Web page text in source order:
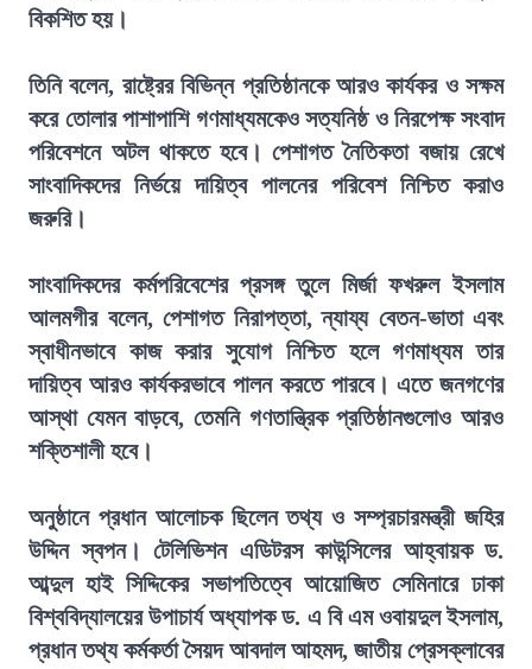
বিকশিত হয়।
তিনি বলেন, রাষ্ট্রের বিভিন্ন প্রতিষ্ঠানকে আরও কার্যকর ও সক্ষম
করে তোলার পাশাপাশি গণমাধ্যমকেও সত্যনিষ্ঠ ও নিরপেক্ষ সংবাদ
পরিবেশনে অটল থাকতে হবে। পেশাগত নৈতিকতা বজায় রেখে
সাংবাদিকদের নির্ভয়ে দায়িত্ব পালনের পরিবেশ নিশ্চিত করাও
জরুরি।
সাংবাদিকদের কর্মপরিবেশের প্রসঙ্গ তুলে মির্জা ফখরুল ইসলাম
আলমগীর বলেন, পেশাগত নিরাপত্তা, ন্যায্য বেতন-ভাতা এবং
স্বাধীনভাবে কাজ করার সুযোগ নিশ্চিত হলে গণমাধ্যম তার
দায়িত্ব আরও কার্যকরভাবে পালন করতে পারবে। এতে জনগণের
আস্থা যেমন বাড়বে, তেমনি গণতান্ত্রিক প্রতিষ্ঠানগুলোও আরও
শক্তিশালী হবে।
অনুষ্ঠানে প্রধান আলোচক ছিলেন তথ্য ও সম্প্রচারমন্ত্রী জহির
উদ্দিন স্বপন। টেলিভিশন এডিটরস কাউন্সিলের আহ্বায়ক ড.
আব্দুল হাই সিদ্দিকের সভাপতিত্বে আয়োজিত সেমিনারে ঢাকা
বিশ্ববিদ্যালয়ের উপাচার্য অধ্যাপক ড. এ বি এম ওবায়দুল ইসলাম,
প্রধান তথ্য কর্মকর্তা সৈয়দ আবদাল আহমদ, জাতীয় প্রেসক্লাবের